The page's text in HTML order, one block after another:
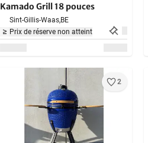
Kamado Grill 18 pouces
Sint-Gillis-Waas,BE
Prix de réserve non atteint
2